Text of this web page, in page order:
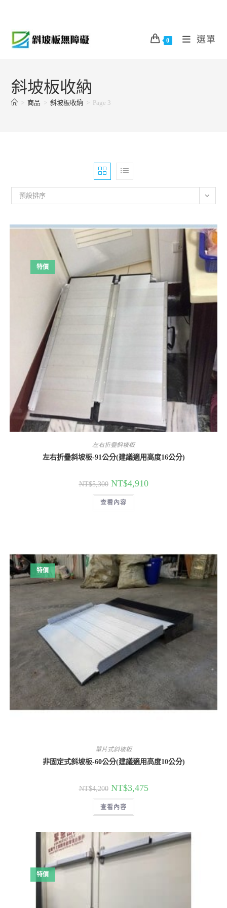
content
0 選單
斜坡板收納
> 商品 > 斜坡板收納 > Page 3
預設排序
特價
左右折疊斜坡板
左右折疊斜坡板-91公分(建議適用高度16公分)
NT$5,300 原
始
價
格：
NT$5,300。
NT$4,910目
查看內容
特價
單片式斜坡板
非固定式斜坡板-60公分(建議適用高度10公分)
NT$4,200 原
始
價
格：
NT$4,200。
NT$3,475目
前
查看內容
特價